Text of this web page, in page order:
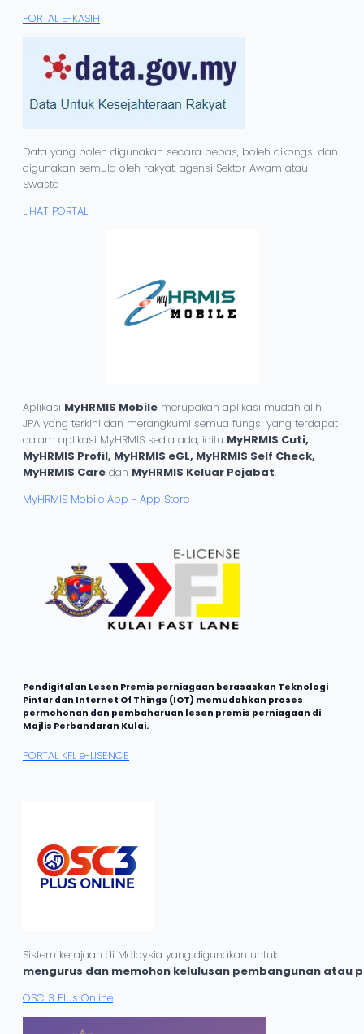
PORTAL E-KASIH
Data yang boleh digunakan secara bebas, boleh dikongsi dan
digunakan semula oleh rakyat, agensi Sektor Awam atau
Swasta
LIHAT PORTAL
Aplikasi MyHRMIS Mobile merupakan aplikasi mudah alih
JPA yang terkini dan merangkumi semua fungsi yang terdapat
dalam aplikasi MyHRMIS sedia ada, iaitu MyHRMIS Cuti,
MyHRMIS Profil, MyHRMIS eGL, MyHRMIS Self Check,
MyHRMIS Care dan MyHRMIS Keluar Pejabat.
‎MyHRMIS Mobile App - App Store
Pendigitalan Lesen Premis perniagaan berasaskan Teknologi
Pintar dan Internet Of Things (IOT) memudahkan proses
permohonan dan pembaharuan lesen premis perniagaan di
Majlis Perbandaran Kulai.
PORTAL KFL e-LISENCE
Sistem kerajaan di Malaysia yang digunakan untuk
mengurus dan memohon kelulusan pembangunan atau
OSC 3 Plus Online